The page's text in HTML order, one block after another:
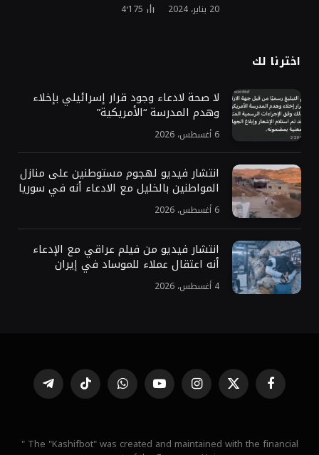
20 يناير، 2024 4٬175
اخترنا لك
لا صحة لادعاء وجود قرار إسرائيلي بإخلاء
وهدم المدرسة “الأمريكية”
6 أغسطس، 2026
انتشار فيديو لهجوم مستوطنين على منازل
المواطنين بالخليل مع الادعاء أنه في سوريا
6 أغسطس، 2026
انتشار فيديو من فيلم عراقي مع الإدعاء
أنه اعتقال عملاء للموساد في إيران
4 أغسطس، 2026
فيسبوك X
(Twitter)
الانستغراميوتيوب واتساب تيكتوك تيلقرام
" The "Kashifbot" was created and maintained with the financial